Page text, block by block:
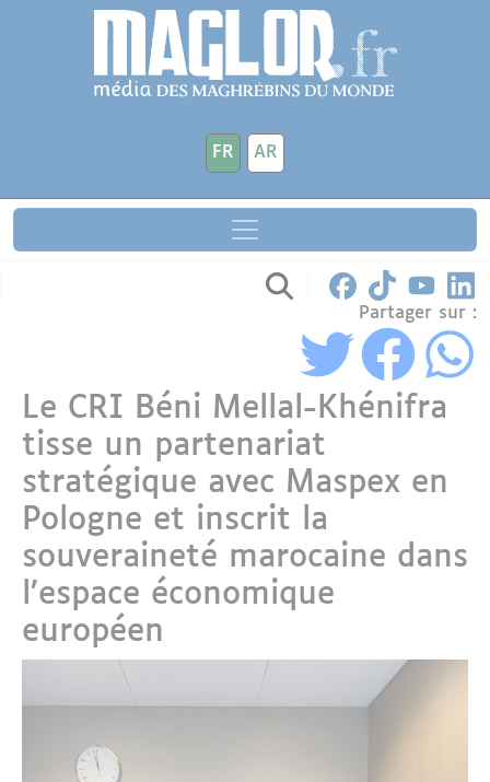
Aller au contenu principal
FR AR
Partager sur :
Le CRI Béni Mellal-Khénifra
tisse un partenariat
stratégique avec Maspex en
Pologne et inscrit la
souveraineté marocaine dans
l’espace économique
européen
Panneau de gestion des cookies